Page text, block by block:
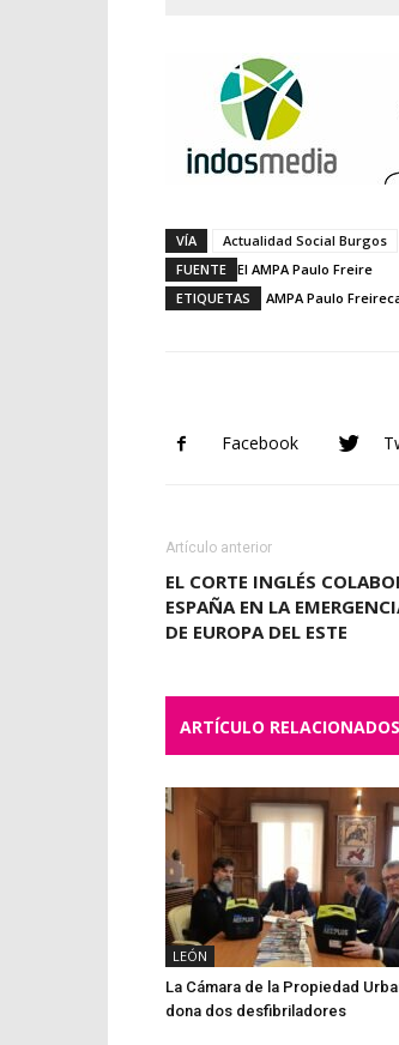
VÍA
Actualidad Social Burgos
FUENTE El AMPA Paulo Freire
ETIQUETAS
AMPA Paulo Freire
Facebook
Artículo anterior
EL CORTE INGLÉS
ESPAÑA EN LA
DE EUROPA DEL ESTE
ARTÍCULO RELACIONADOS
LEÓN
La Cámara de la Propiedad
dona dos desfibriladores